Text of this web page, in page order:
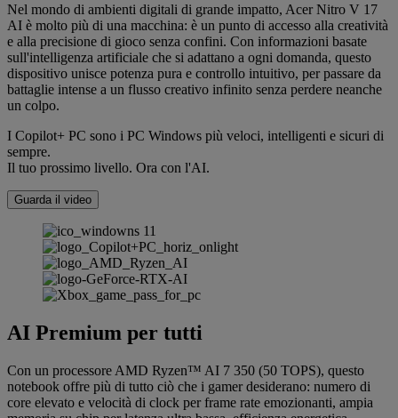
Nel mondo di ambienti digitali di grande impatto, Acer Nitro V 17
AI è molto più di una macchina: è un punto di accesso alla creatività
e alla precisione di gioco senza confini. Con informazioni basate
sull'intelligenza artificiale che si adattano a ogni domanda, questo
dispositivo unisce potenza pura e controllo intuitivo, per passare da
battaglie intense a un flusso creativo infinito senza perdere neanche
un colpo.
I Copilot+ PC sono i PC Windows più veloci, intelligenti e sicuri di
sempre.
Il tuo prossimo livello. Ora con l'AI.
Guarda il video
AI Premium per tutti
Con un processore AMD Ryzen™ AI 7 350 (50 TOPS), questo
notebook offre più di tutto ciò che i gamer desiderano: numero di
core elevato e velocità di clock per frame rate emozionanti, ampia